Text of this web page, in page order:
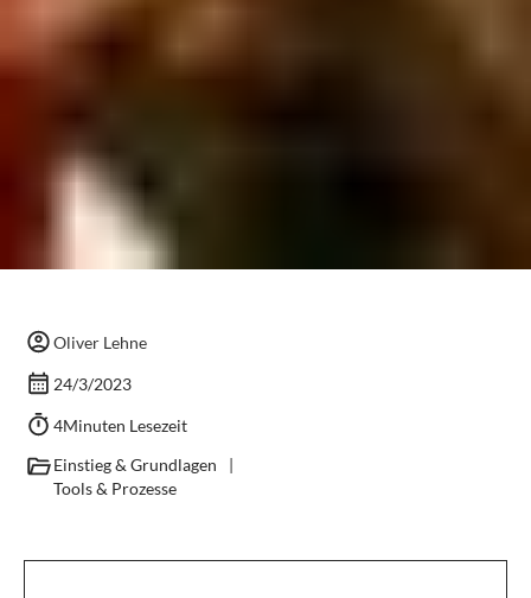
Oliver Lehne
24/3/2023
4Minuten Lesezeit
Einstieg & Grundlagen
|
Tools & Prozesse